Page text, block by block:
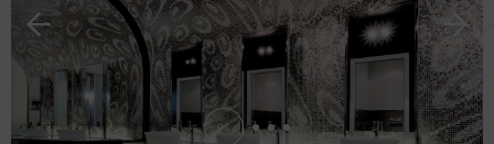
исполнению.
01